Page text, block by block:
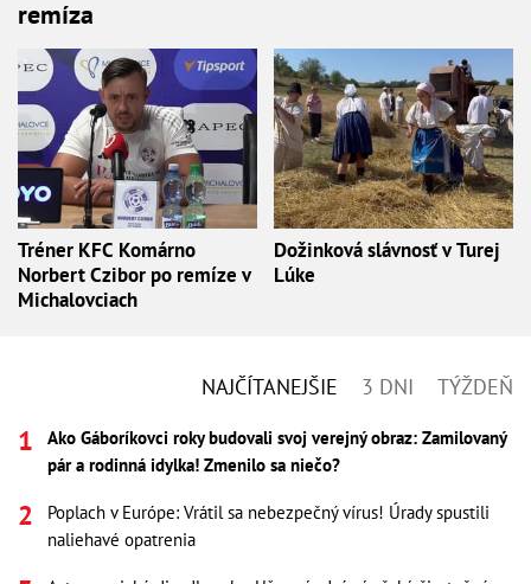
remíza
Tréner KFC Komárno
Norbert Czibor po remíze v
Michalovciach
Dožinková slávnosť v Turej
Lúke
NAJČÍTANEJŠIE 3 DNI TÝŽDEŇ
Ako Gáboríkovci roky budovali svoj verejný obraz: Zamilovaný
pár a rodinná idylka! Zmenilo sa niečo?
Poplach v Európe: Vrátil sa nebezpečný vírus! Úrady spustili
naliehavé opatrenia